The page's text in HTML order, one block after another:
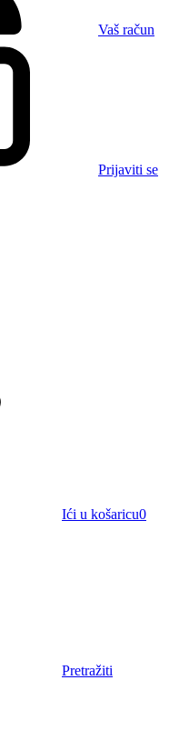
Vaš račun
Prijaviti se
Ići u košaricu0
Pretražiti